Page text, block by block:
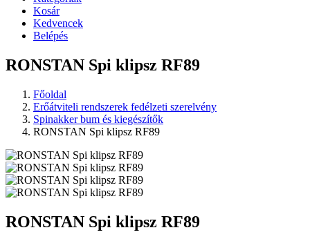
Kosár
Kedvencek
Belépés
RONSTAN Spi klipsz RF89
Főoldal
Erőátviteli rendszerek fedélzeti szerelvény
Spinakker bum és kiegészítők
RONSTAN Spi klipsz RF89
RONSTAN Spi klipsz RF89